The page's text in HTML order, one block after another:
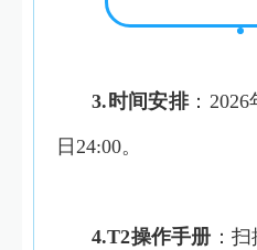
3.时间安排：2026
日24:00。
4.T2操作手册 ：